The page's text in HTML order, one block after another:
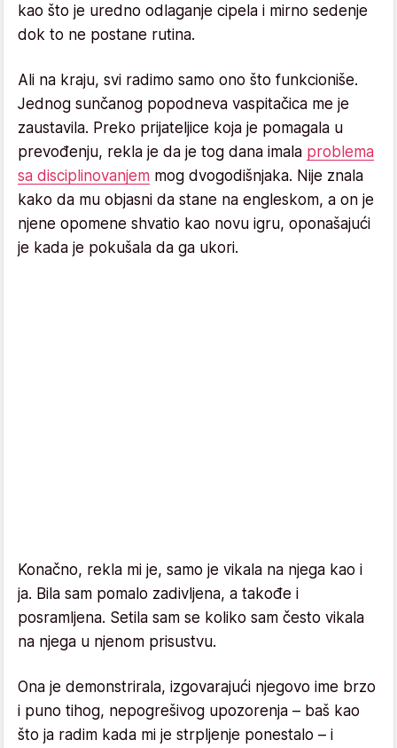
kao što je uredno odlaganje cipela i mirno sedenje
dok to ne postane rutina.
Ali na kraju, svi radimo samo ono što funkcioniše.
Jednog sunčanog popodneva vaspitačica me je
zaustavila. Preko prijateljice koja je pomagala u
prevođenju, rekla je da je tog dana imala problema
sa disciplinovanjem mog dvogodišnjaka. Nije znala
kako da mu objasni da stane na engleskom, a on je
njene opomene shvatio kao novu igru, oponašajući
je kada je pokušala da ga ukori.
Konačno, rekla mi je, samo je vikala na njega kao i
ja. Bila sam pomalo zadivljena, a takođe i
posramljena. Setila sam se koliko sam često vikala
na njega u njenom prisustvu.
Ona je demonstrirala, izgovarajući njegovo ime brzo
i puno tihog, nepogrešivog upozorenja – baš kao
što ja radim kada mi je strpljenje ponestalo – i